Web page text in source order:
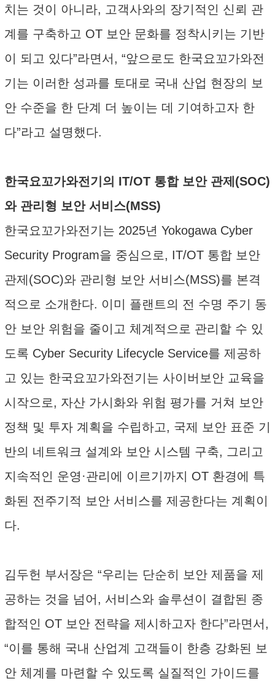
치는 것이 아니라, 고객사와의 장기적인 신뢰 관
계를 구축하고 OT 보안 문화를 정착시키는 기반
이 되고 있다”라면서, “앞으로도 한국요꼬가와전
기는 이러한 성과를 토대로 국내 산업 현장의 보
안 수준을 한 단계 더 높이는 데 기여하고자 한
다”라고 설명했다.
한국요꼬가와전기의 IT/OT 통합 보안 관제(SOC)
와 관리형 보안 서비스(MSS)
한국요꼬가와전기는 2025년 Yokogawa Cyber
Security Program을 중심으로, IT/OT 통합 보안
관제(SOC)와 관리형 보안 서비스(MSS)를 본격
적으로 소개한다. 이미 플랜트의 전 수명 주기 동
안 보안 위험을 줄이고 체계적으로 관리할 수 있
도록 Cyber Security Lifecycle Service를 제공하
고 있는 한국요꼬가와전기는 사이버보안 교육을
시작으로, 자산 가시화와 위험 평가를 거쳐 보안
정책 및 투자 계획을 수립하고, 국제 보안 표준 기
반의 네트워크 설계와 보안 시스템 구축, 그리고
지속적인 운영·관리에 이르기까지 OT 환경에 특
화된 전주기적 보안 서비스를 제공한다는 계획이
다.
김두헌 부서장은 “우리는 단순히 보안 제품을 제
공하는 것을 넘어, 서비스와 솔루션이 결합된 종
합적인 OT 보안 전략을 제시하고자 한다”라면서,
“이를 통해 국내 산업계 고객들이 한층 강화된 보
안 체계를 마련할 수 있도록 실질적인 가이드를